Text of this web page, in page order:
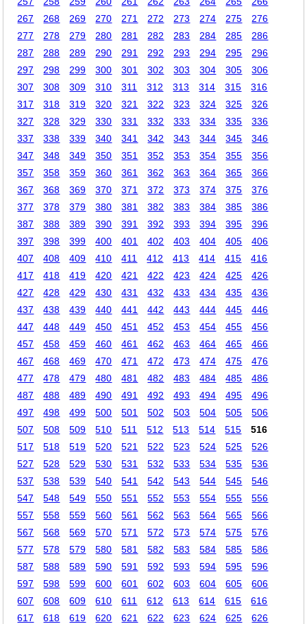
267
268 269 270 271 272 273 274 275
276
277
278 279 280 281 282 283 284 285
286
287
288 289 290 291 292 293 294 295
296
297
298 299 300 301 302 303 304 305
306
307
308 309 310 311 312 313 314 315
316
317
318 319 320 321 322 323 324 325
326
327
328 329 330 331 332 333 334 335
336
337
338 339 340 341 342 343 344 345
346
347
348 349 350 351 352 353 354 355
356
357
358 359 360 361 362 363 364 365
366
367
368 369 370 371 372 373 374 375
376
377
378 379 380 381 382 383 384 385
386
387
388 389 390 391 392 393 394 395
396
397
398 399 400 401 402 403 404 405
406
407
408 409 410 411 412 413 414 415
416
417
418 419 420 421 422 423 424 425
426
427
428 429 430 431 432 433 434 435
436
437
438 439 440 441 442 443 444 445
446
447
448 449 450 451 452 453 454 455
456
457
458 459 460 461 462 463 464 465
466
467
468 469 470 471 472 473 474 475
476
477
478 479 480 481 482 483 484 485
486
487
488 489 490 491 492 493 494 495
496
497
498 499 500 501 502 503 504 505
506
507
508 509 510 511 512 513 514 515
516
517
518 519 520 521 522 523 524 525
526
527
528 529 530 531 532 533 534 535
536
537
538 539 540 541 542 543 544 545
546
547
548 549 550 551 552 553 554 555
556
557
558 559 560 561 562 563 564 565
566
567
568 569 570 571 572 573 574 575
576
577
578 579 580 581 582 583 584 585
586
587
588 589 590 591 592 593 594 595
596
597
598 599 600 601 602 603 604 605
606
607
608 609 610 611 612 613 614 615
616
617
618 619 620 621 622 623 624 625
626